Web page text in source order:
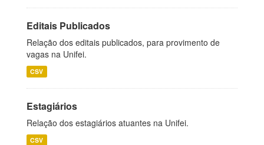
Editais Publicados
Relação dos editais publicados, para provimento de
vagas na Unifei.
CSV
Estagiários
Relação dos estagiários atuantes na Unifei.
CSV